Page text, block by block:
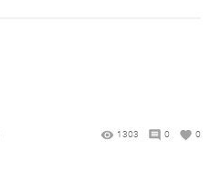
1303 0 0